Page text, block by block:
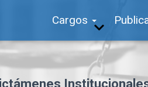
Cargos